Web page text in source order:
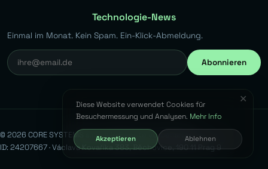
Technologie-News
Einmal im Monat. Kein Spam. Ein-Klick-Abmeldung.
Abonnieren
© 2026 CORE SYSTEMS s.r.o. Alle Rechte vorbehalten.
ID: 24207667 · Václava Kovaříka 383, Běchovice, 190 11 Prag 9
✕
Diese Website verwendet Cookies für
Besuchermessung und Analysen. Mehr Info
Akzeptieren Ablehnen